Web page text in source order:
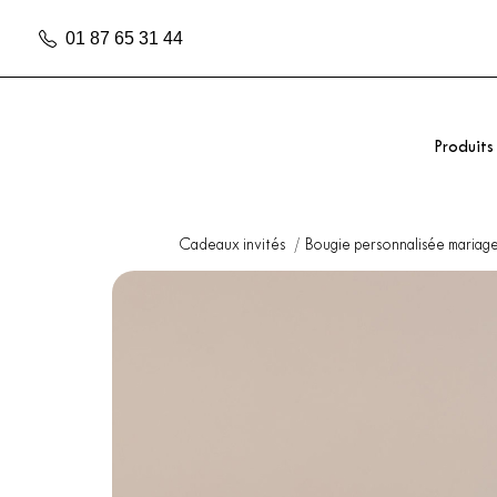
01 87 65 31 44
Produits
Cadeaux invités Bougie personnalisée